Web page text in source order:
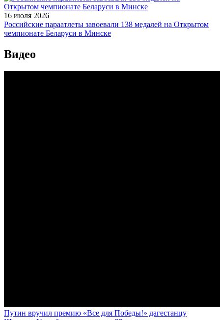
16 июля 2026
Российские параатлеты завоевали 138 медалей на Открытом
чемпионате Беларуси в Минске
Видео
Путин вручил премию «Все для Победы!» дагестанцу